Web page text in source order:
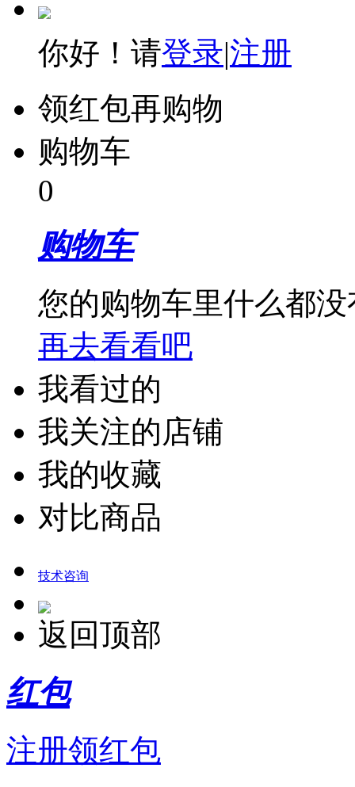
你好！请登录|注册
领红包再购物
购物车
0
购物车
您的购物车里什么都没
再去看看吧
我看过的
我关注的店铺
我的收藏
对比商品
技术咨询
返回顶部
红包
注册领红包